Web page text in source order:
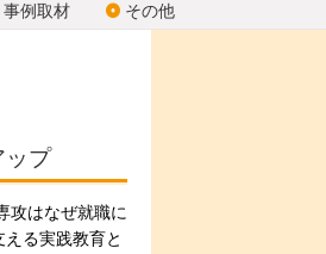
事例取材 その他
ップ
攻はなぜ就職に
る実践教育と